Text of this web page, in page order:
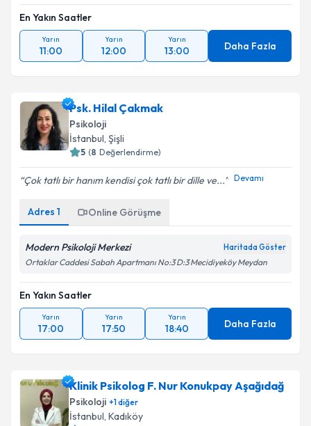
En Yakın Saatler
Yarın
11:00
Yarın
12:00
Yarın
13:00 Daha Fazla
Psk. Hilal Çakmak
Psikoloji
İstanbul, Şişli
5 (8 Değerlendirme)
Çok tatlı bir hanım kendisi çok tatlı bir dille ve... Devamı
Adres 1 Online Görüşme
Modern Psikoloji Merkezi Haritada Göster
Ortaklar Caddesi Sabah Apartmanı No:3 D:3 Mecidiyeköy Meydan
En Yakın Saatler
Yarın
17:00
Yarın
17:50
Yarın
18:40 Daha Fazla
Klinik Psikolog F. Nur Konukpay Aşağıdağ
Psikoloji +1diğer
İstanbul, Kadıköy